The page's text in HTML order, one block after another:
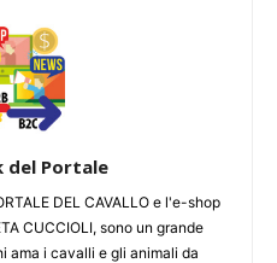
del Portale
DEL CAVALLO e l'e-shop
CUCCIOLI, sono un grande
ama i cavalli e gli animali da